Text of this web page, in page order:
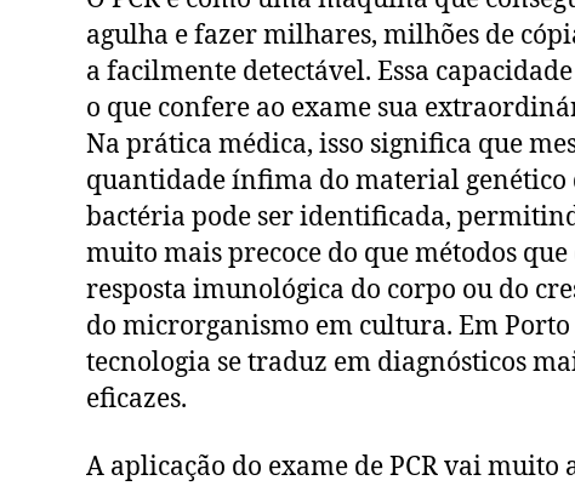
agulha e fazer milhares, milhões de
a facilmente detectável. Essa
o que confere ao exame sua
Na prática médica, isso significa que
quantidade ínfima do material genético
bactéria pode ser identificada,
muito mais precoce do que métodos
resposta imunológica do corpo ou do
do microrganismo em cultura. Em Porto
tecnologia se traduz em diagnósticos
eficazes.
A aplicação do exame de PCR vai muito